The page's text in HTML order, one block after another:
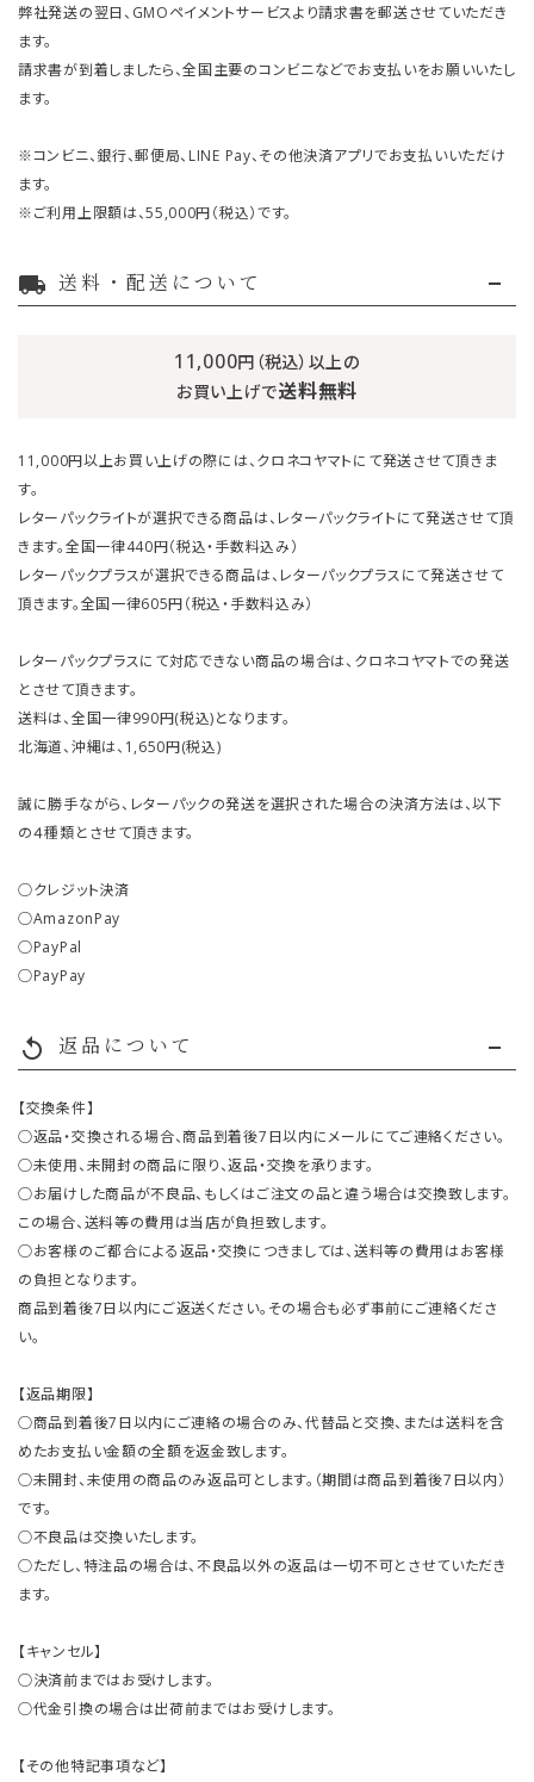
弊社発送の翌日、GMOペイメントサービスより請求書を郵送させていただき
ます。
請求書が到着しましたら、全国主要のコンビニなどでお支払いをお願いいたし
ます。
※コンビニ、銀行、郵便局、LINE Pay、その他決済アプリでお支払いいただけ
ます。
※ご利用上限額は、55,000円（税込）です。
local_shipping 送料・配送について
11,000円（税込）以上の
お買い上げで送料無料
11,000円以上お買い上げの際には、クロネコヤマトにて発送させて頂きま
す。
レターパックライトが選択できる商品は、レターパックライトにて発送させて頂
きます。全国一律440円（税込・手数料込み）
レターパックプラスが選択できる商品は、レターパックプラスにて発送させて
頂きます。全国一律605円（税込・手数料込み）
レターパックプラスにて対応できない商品の場合は、クロネコヤマトでの発送
とさせて頂きます。
送料は、全国一律990円(税込)となります。
北海道、沖縄は、1,650円(税込)
誠に勝手ながら、レターパックの発送を選択された場合の決済方法は、以下
の４種類とさせて頂きます。
○クレジット決済
○AmazonPay
○PayPal
○PayPay
replay 返品について
【交換条件】
○返品・交換される場合、商品到着後7日以内にメールにてご連絡ください。
○未使用、未開封の商品に限り、返品・交換を承ります。
○お届けした商品が不良品、もしくはご注文の品と違う場合は交換致します。
この場合、送料等の費用は当店が負担致します。
○お客様のご都合による返品・交換につきましては、送料等の費用はお客様
の負担となります。
商品到着後7日以内にご返送ください。その場合も必ず事前にご連絡くださ
い。
【返品期限】
○商品到着後7日以内にご連絡の場合のみ、代替品と交換、または送料を含
めたお支払い金額の全額を返金致します。
○未開封、未使用の商品のみ返品可とします。（期間は商品到着後7日以内）
です。
○不良品は交換いたします。
○ただし、特注品の場合は、不良品以外の返品は一切不可とさせていただき
ます。
【キャンセル】
○決済前まではお受けします。
○代金引換の場合は出荷前まではお受けします。
【その他特記事項など】